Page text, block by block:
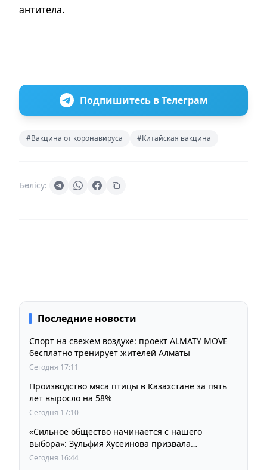
антитела.
Подпишитесь в Телеграм
#Вакцина от коронавируса #Китайская вакцина
Бөлісу:
Последние новости
Спорт на свежем воздухе: проект ALMATY MOVE
бесплатно тренирует жителей Алматы
Сегодня 17:11
Производство мяса птицы в Казахстане за пять
лет выросло на 58%
Сегодня 17:10
«Сильное общество начинается с нашего
выбора»: Зульфия Хусеинова призвала
казахстанцев принять участие в выборах
Сегодня 16:44